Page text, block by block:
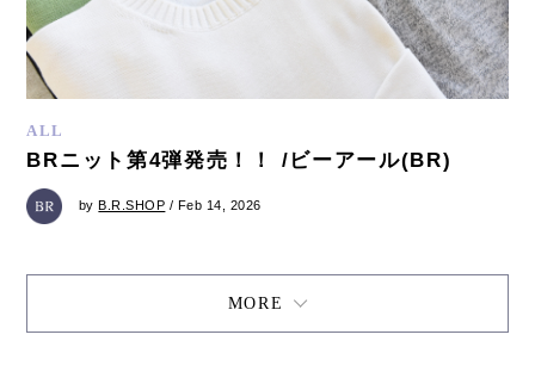
ALL
BRニット第4弾発売！！ /ビーアール(BR)
byB.R.SHOP / Feb 14, 2026
MORE